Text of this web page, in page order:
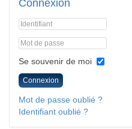
Connexion
Se souvenir de moi
Connexion
Mot de passe oublié ?
Identifiant oublié ?